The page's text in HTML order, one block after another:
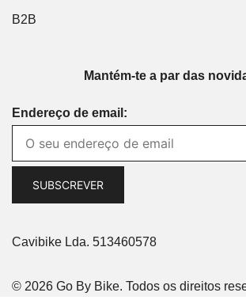
B2B
Mantém-te a par das
Endereço de email:
Cavibike Lda. 513460578
© 2026 Go By Bike. Todos os direitos